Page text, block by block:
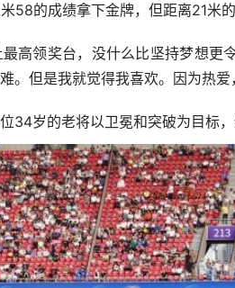
58的成绩拿下金牌，但距离21米的
领奖台，没什么比坚持梦想更
。但是我就觉得我喜欢。因为热爱
岁的老将以卫冕和突破为目标，